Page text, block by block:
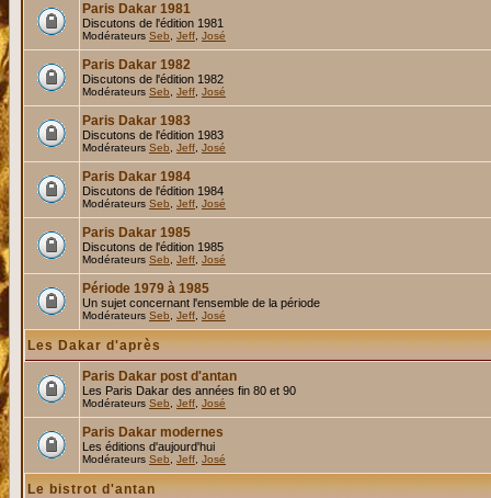
Paris Dakar 1981
Discutons de l'édition 1981
Modérateurs Seb Jeff José
Paris Dakar 1982
Discutons de l'édition 1982
Modérateurs Seb Jeff José
Paris Dakar 1983
Discutons de l'édition 1983
Modérateurs Seb Jeff José
Paris Dakar 1984
Discutons de l'édition 1984
Modérateurs Seb Jeff José
Paris Dakar 1985
Discutons de l'édition 1985
Modérateurs Seb Jeff José
Période 1979 à 1985
Un sujet concernant l'ensemble de la période
Modérateurs Seb Jeff José
Les Dakar d'après
Paris Dakar post d'antan
Les Paris Dakar des années fin 80 et 90
Modérateurs Seb Jeff José
Paris Dakar modernes
Les éditions d'aujourd'hui
Modérateurs Seb Jeff José
Le bistrot d'antan